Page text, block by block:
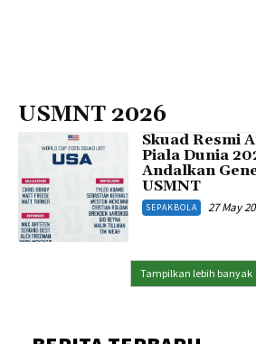
USMNT 2026
Skuad Resmi
Piala Dunia
Andalkan
USMNT
SEPAKBOLA 27 May
Tampilkan lebih banyak